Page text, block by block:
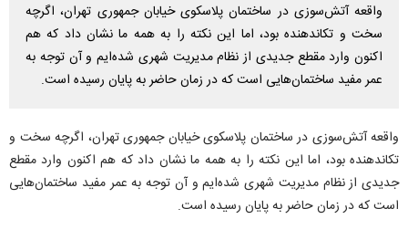
واقعه آتش‌سوزی در ساختمان پلاسکوی خیابان جمهوری تهران، اگرچه
سخت و تکاندهنده بود، اما این نکته را به همه ما نشان داد که هم
اکنون وارد مقطع جدیدی از نظام مدیریت شهری شده‌ایم و آن توجه به
عمر مفید ساختمان‌هایی است که در زمان حاضر به پایان رسیده است.
واقعه آتش‌سوزی در ساختمان پلاسکوی خیابان جمهوری تهران، اگرچه سخت و
تکاندهنده بود، اما این نکته را به همه ما نشان داد که هم اکنون وارد مقطع
جدیدی از نظام مدیریت شهری شده‌ایم و آن توجه به عمر مفید ساختمان‌هایی
است که در زمان حاضر به پایان رسیده است.